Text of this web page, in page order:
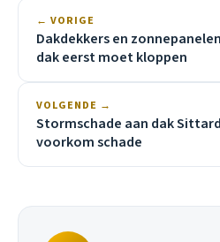
← VORIGE
Dakdekkers en
dak eerst moet kloppen
VOLGENDE →
Stormschade aan dak
voorkom schade